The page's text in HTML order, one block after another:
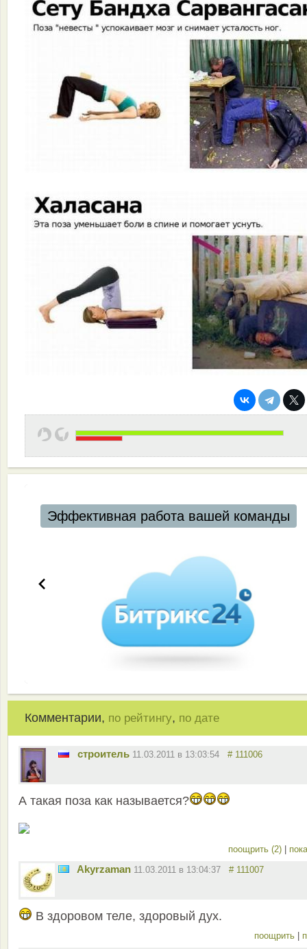
Эффективная работа вашей команды
Комментарии, по рейтингу, по дате
строитель 11.03.2011 в 13:03:54 # 111006
А такая поза как называется?
поощрить (2)
Akyrzaman 11.03.2011 в 13:04:37 # 111007
В здоровом теле, здоровый дух.
поощрить